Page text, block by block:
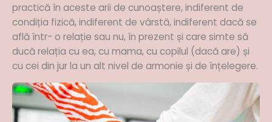
practică în aceste arii de cunoaștere, indiferent de
condiția fizică, indiferent de vârstă, indiferent dacă se
află într- o relație sau nu, în prezent și care simte să
ducă relația cu ea, cu mama, cu copilul (dacă are) și
cu cei din jur la un alt nivel de armonie și de înțelegere.